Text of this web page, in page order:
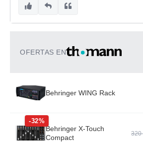
OFERTAS EN
Behringer WING Rack
-32%
Behringer X-Touch
Compact
320